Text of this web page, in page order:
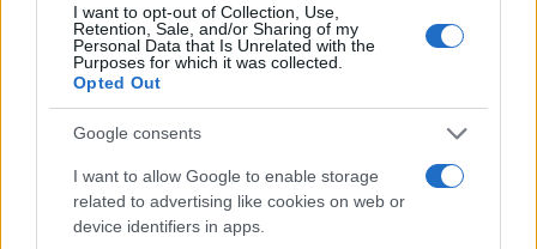
I want to opt-out of Collection, Use,
Retention, Sale, and/or Sharing of my
Personal Data that Is Unrelated with the
Purposes for which it was collected.
Opted Out
Google consents
I want to allow Google to enable storage
related to advertising like cookies on web or
device identifiers in apps.
Ροή Ειδήσεων
Τραγικό ρεκόρ, ο χειρότερος μήνας
απωλειών αμάχων από το 2022 στον
πόλεμο Ρωσίας-Ουκρανίας